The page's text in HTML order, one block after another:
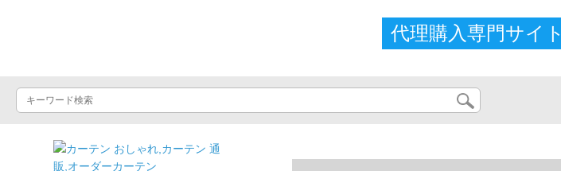
代理購入専門サイト